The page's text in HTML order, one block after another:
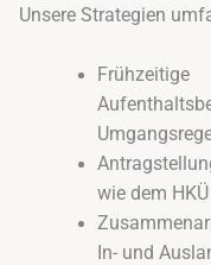
Unsere Strategien
wie dem HKÜ
In- und